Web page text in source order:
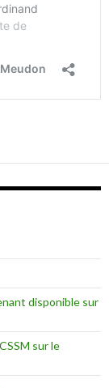
disponible sur
sur le